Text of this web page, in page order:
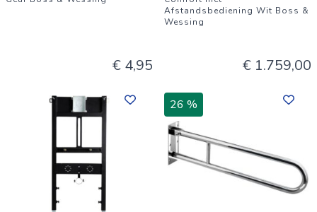
€ 4,95
Afstandsbediening Wit Boss &
Wessing
€ 1.759,00
26 %